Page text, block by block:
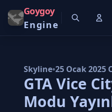
Goygoy
Engine
Skyline•25 Ocak 2025
GTA Vice
Modu